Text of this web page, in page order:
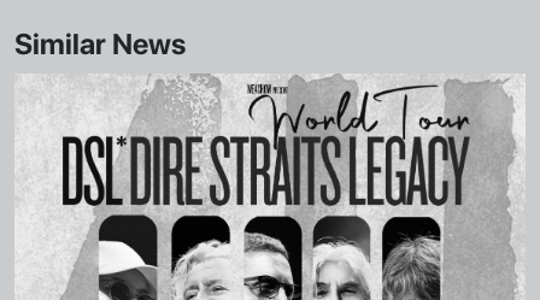
Similar News